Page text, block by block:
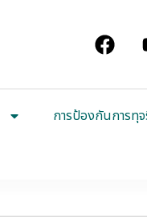
การป้องกันการทุ